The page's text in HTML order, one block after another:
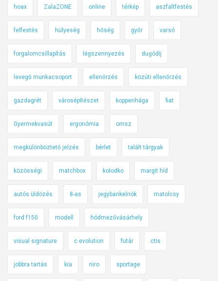
hoax ZalaZONE online térkép aszfaltfestés
felfestés hülyeség hőség győr varsó
forgalomcsillapítás légszennyezés dugódíj
levegő munkacsoport ellenőrzés közúti ellenőrzés
gazdagrét városépítészet koppenhága fiat
Gyermekvasút ergonómia omsz
megkülönböztető jelzés bérlet talált tárgyak
közösségi matchbox kolodko margit híd
autós üldözés 8-as jegybankelnök matolcsy
ford f150 modell hódmezővásárhely
visual signature c evolution futár ctis
jobbra tartás kia niro sportage